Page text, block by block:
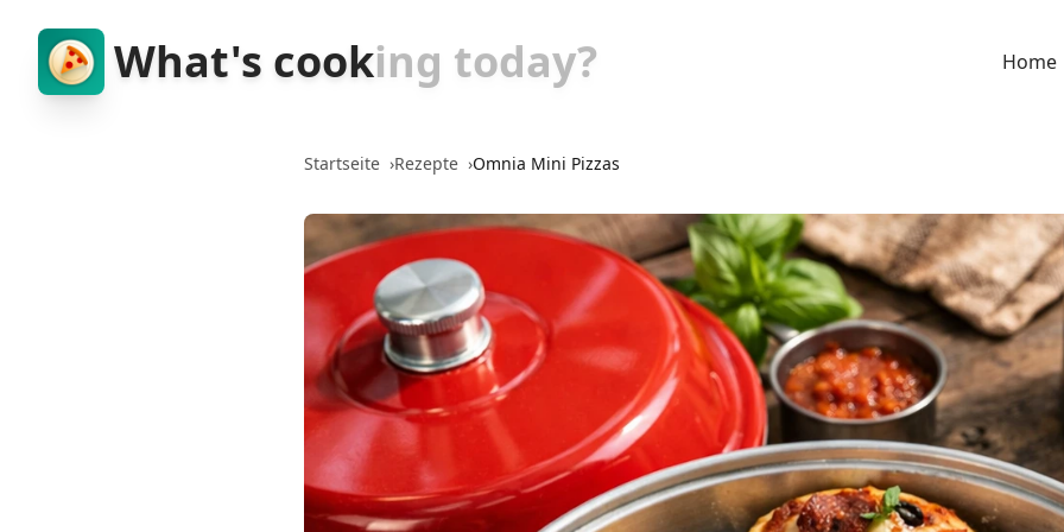
What's cooking today? Home
Startseite ›Rezepte ›Omnia Mini Pizzas